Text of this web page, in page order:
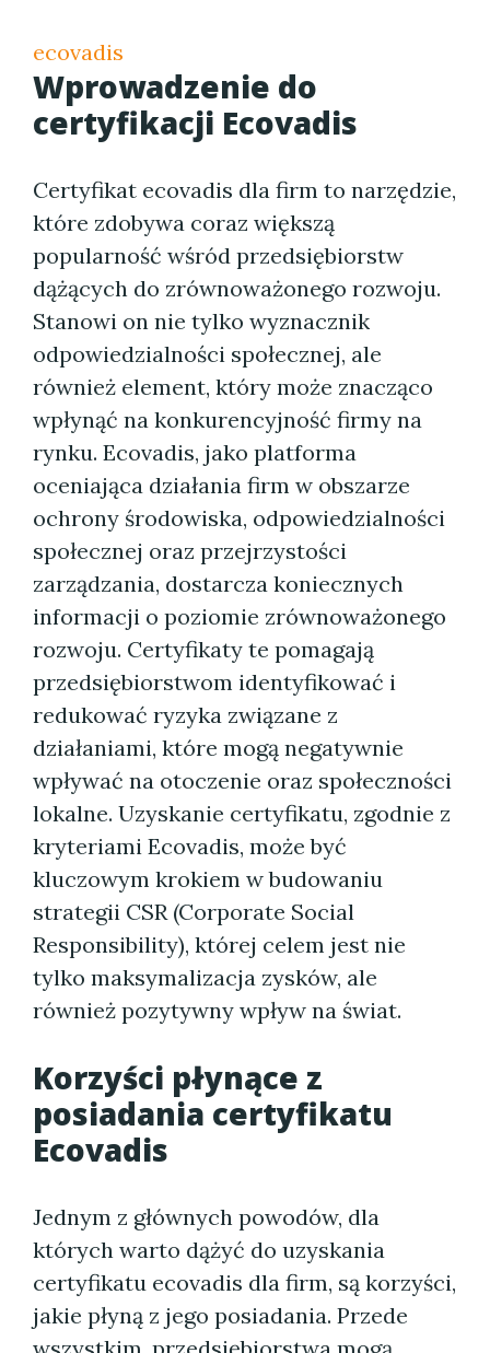
ecovadis
Wprowadzenie do
certyfikacji Ecovadis
Certyfikat ecovadis dla firm to narzędzie,
które zdobywa coraz większą
popularność wśród przedsiębiorstw
dążących do zrównoważonego rozwoju.
Stanowi on nie tylko wyznacznik
odpowiedzialności społecznej, ale
również element, który może znacząco
wpłynąć na konkurencyjność firmy na
rynku. Ecovadis, jako platforma
oceniająca działania firm w obszarze
ochrony środowiska, odpowiedzialności
społecznej oraz przejrzystości
zarządzania, dostarcza koniecznych
informacji o poziomie zrównoważonego
rozwoju. Certyfikaty te pomagają
przedsiębiorstwom identyfikować i
redukować ryzyka związane z
działaniami, które mogą negatywnie
wpływać na otoczenie oraz społeczności
lokalne. Uzyskanie certyfikatu, zgodnie z
kryteriami Ecovadis, może być
kluczowym krokiem w budowaniu
strategii CSR (Corporate Social
Responsibility), której celem jest nie
tylko maksymalizacja zysków, ale
również pozytywny wpływ na świat.
Korzyści płynące z
posiadania certyfikatu
Ecovadis
Jednym z głównych powodów, dla
których warto dążyć do uzyskania
certyfikatu ecovadis dla firm, są korzyści,
jakie płyną z jego posiadania. Przede